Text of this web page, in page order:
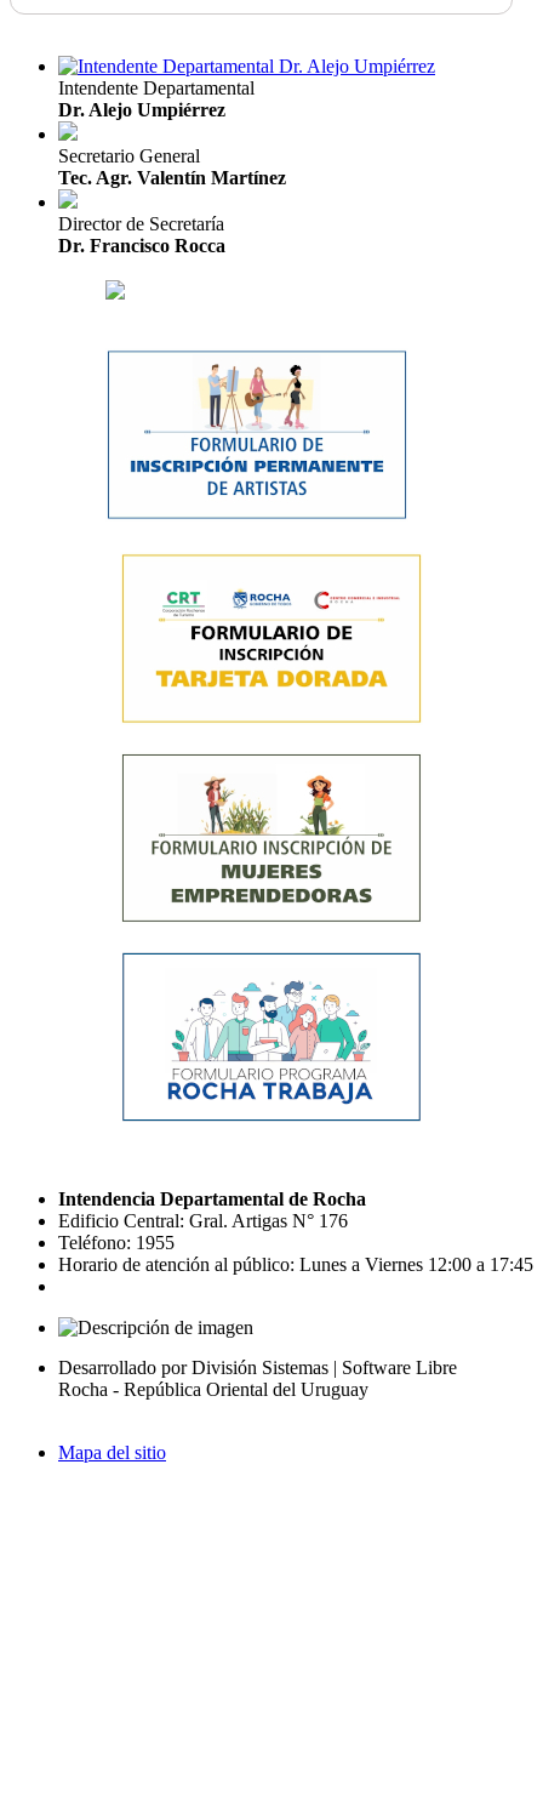
Intendente Departamental
Dr. Alejo Umpiérrez
Secretario General
Tec. Agr. Valentín Martínez
Director de Secretaría
Dr. Francisco Rocca
Intendencia Departamental de Rocha
Edificio Central: Gral. Artigas N° 176
Teléfono: 1955
Horario de atención al público: Lunes a Viernes 12:00 a 17:45
Desarrollado por División Sistemas | Software Libre
Rocha - República Oriental del Uruguay
Mapa del sitio